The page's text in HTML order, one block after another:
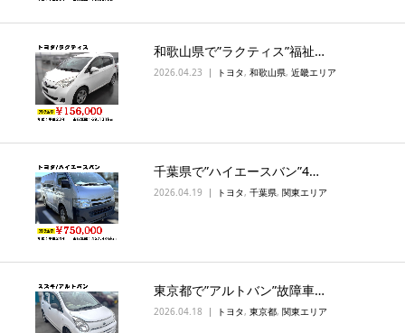
和歌山県で”ラクティス”福祉…
2026.04.23 トヨタ, 和歌山県, 近畿エリア
千葉県で”ハイエースバン”4…
2026.04.19 トヨタ, 千葉県, 関東エリア
東京都で”アルトバン”故障車…
2026.04.18 トヨタ, 東京都, 関東エリア